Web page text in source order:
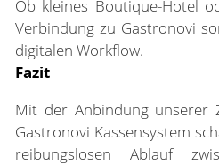
Ob kleines Boutique-Hotel
Verbindung zu Gastronovi
digitalen Workflow.
Fazit
Mit der Anbindung unserer
Gastronovi Kassensystem
reibungslosen Ablauf